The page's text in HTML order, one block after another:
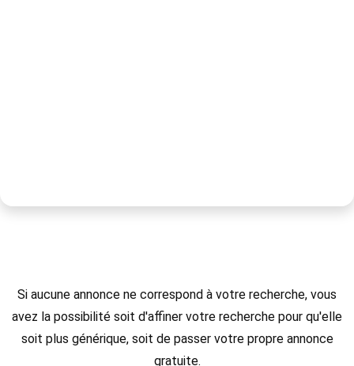
Si aucune annonce ne correspond à votre recherche, vous
avez la possibilité soit d'affiner votre recherche pour qu'elle
soit plus générique, soit de passer votre propre annonce
gratuite.